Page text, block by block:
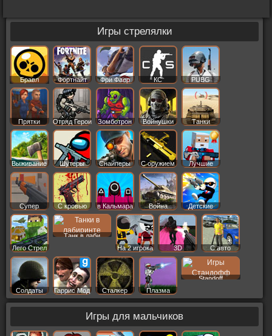
Игры стрелялки
Бравл
Старс
Фортнайт Фри Фаер КС PUBG
Прятки Отряд Герои Зомботрон Войнушки Танки
Выживание Шутеры Снайперы С оружием Лучшие
Супер С кровью в Кальмара Война Детские
Лего Стрел
Танк в лаби
На 2 игрока
3D С авто
Солдаты Гаррис Мод Сталкер Плазма
Standoff
Игры для мальчиков